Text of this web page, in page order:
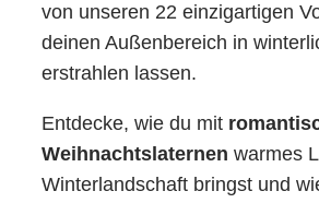
von unseren 22 einzigartigen
deinen Außenbereich in
erstrahlen lassen.
Entdecke, wie du mit
Weihnachtslaternen warmes
Winterlandschaft bringst und